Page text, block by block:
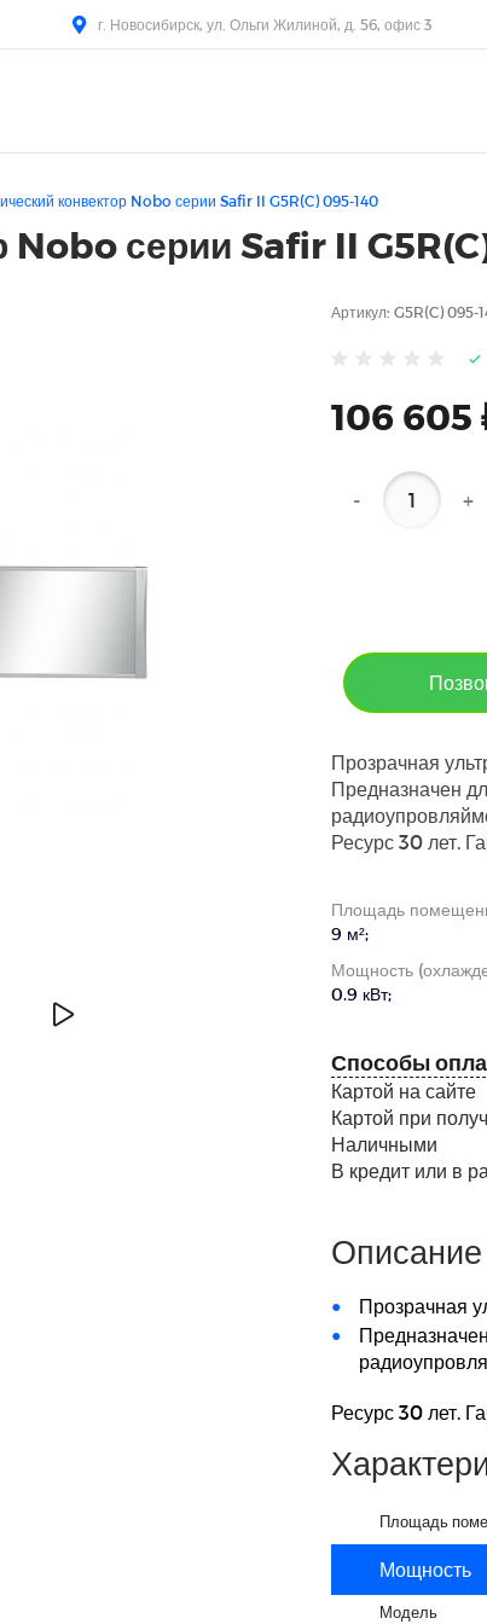
г. Новосибирск, ул. Ольги Жилиной, д. 56, офис 3
конвектор Nobo серии Safir II G5R(C) 095-140
Nobo серии Safir II
Артикул: G5R(C) 095-
106 605
- +
Прозрачная
Предназначен
Ресурс 30 лет.
Площадь
9 м²;
Мощность
0.9 кВт;
Способы
Картой на сайте
Картой при
Наличными
В кредит или в
Описание
Прозрачная
Ресурс 30 лет.
Площадь
Мощность
Модель